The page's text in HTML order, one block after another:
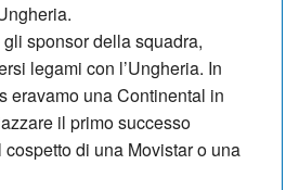
sponsor della squadra,
legami con l’Ungheria. In
eravamo una Continental in
il primo successo
cospetto di una Movistar o una